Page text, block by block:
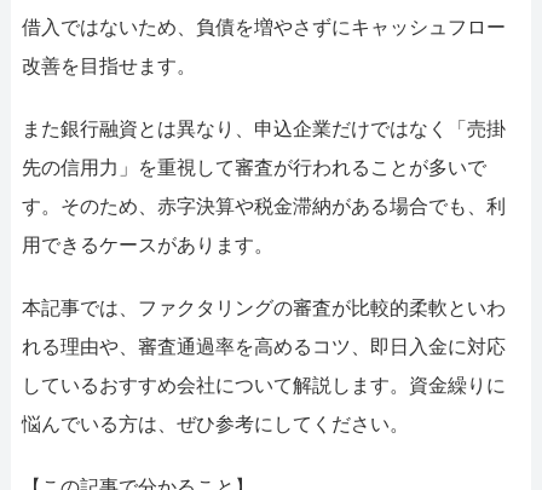
おすすめ記事
ファクタリングで通りやすい会社はどういう会社？
借入ではないため、負債を増やさずにキャッシュフロー
改善を目指せます。
また銀行融資とは異なり、申込企業だけではなく「売掛
先の信用力」を重視して審査が行われることが多いで
す。そのため、赤字決算や税金滞納がある場合でも、利
用できるケースがあります。
本記事では、ファクタリングの審査が比較的柔軟といわ
れる理由や、審査通過率を高めるコツ、即日入金に対応
しているおすすめ会社について解説します。資金繰りに
悩んでいる方は、ぜひ参考にしてください。